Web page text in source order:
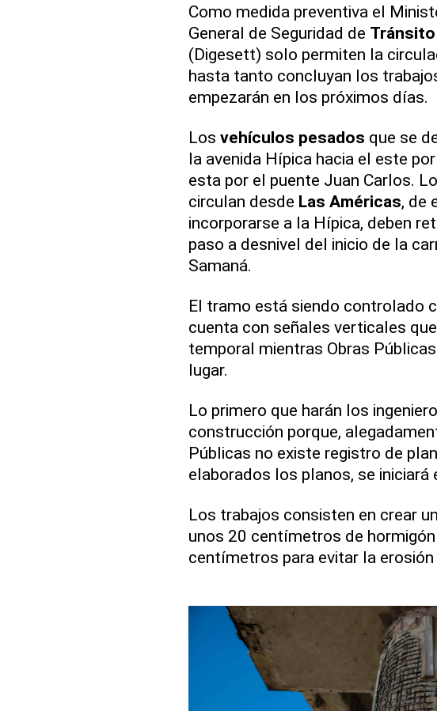
Como medida preventiva el
General de Seguridad de Tránsito
(Digesett) solo permiten la
hasta tanto concluyan los
empezarán en los próximos días.
Los vehículos pesados que se
la avenida Hípica hacia el este por
esta por el puente Juan Carlos.
circulan desde Las Américas, de
incorporarse a la Hípica, deben
paso a desnivel del inicio de la
Samaná.
El tramo está siendo controlado
cuenta con señales verticales
temporal mientras Obras
lugar.
Lo primero que harán los
construcción porque,
Públicas no existe registro de
elaborados los planos, se iniciará
Los trabajos consisten en crear
unos 20 centímetros de
centímetros para evitar la